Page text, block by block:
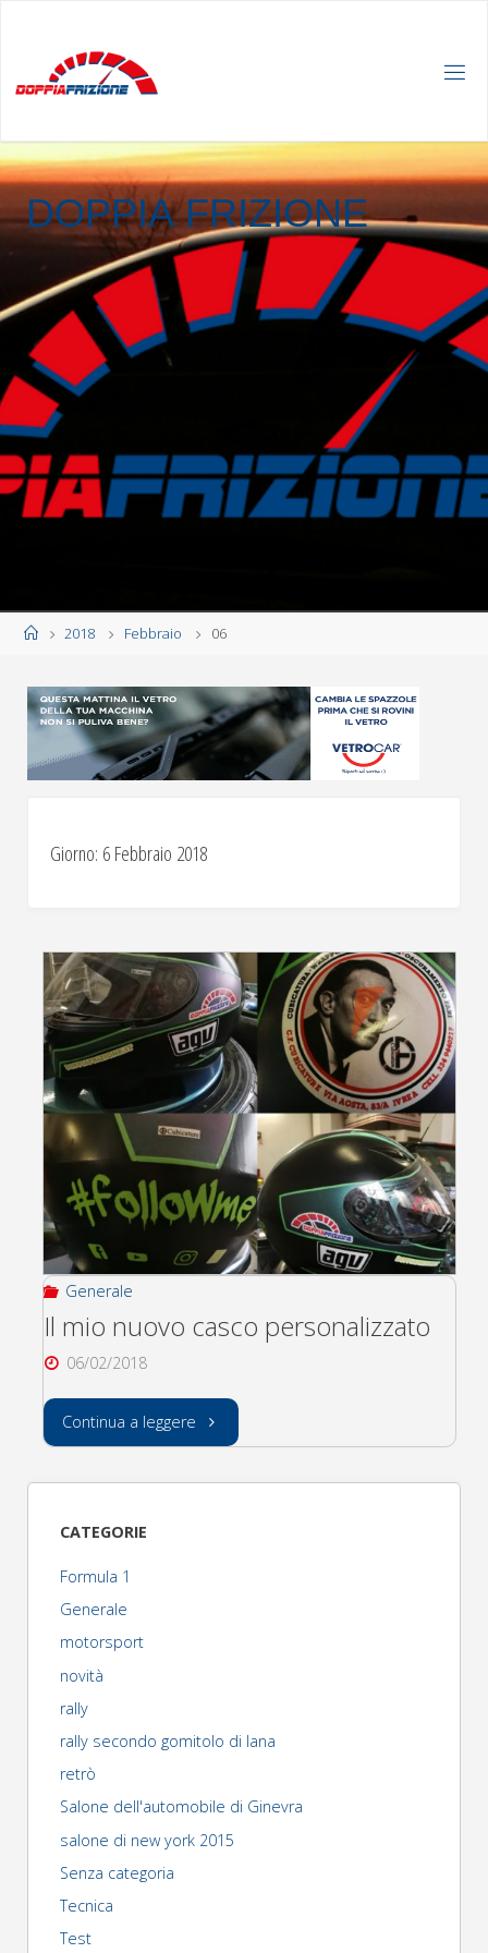
DOPPIA FRIZIONE
Home2018 Febbraio 06
Giorno: 6 Febbraio 2018
Generale
Il mio nuovo casco personalizzato
06/02/2018
Continua a leggere
CATEGORIE
Formula 1
Generale
motorsport
novità
rally
rally secondo gomitolo di lana
retrò
Salone dell'automobile di Ginevra
salone di new york 2015
Senza categoria
Tecnica
Test